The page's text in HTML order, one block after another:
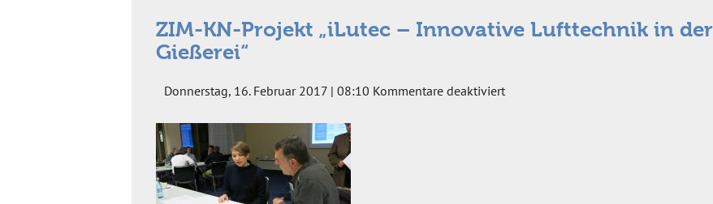
ZIM-KN-Projekt „iLutec – Innovative Lufttechnik in der
Gießerei“
Donnerstag, 16. Februar 2017 | 08:10 Kommentare deaktiviertfür